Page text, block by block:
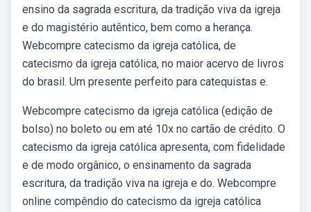
ensino da sagrada escritura, da tradição viva da igreja
e do magistério autêntico, bem como a herança.
Webcompre catecismo da igreja católica, de
catecismo da igreja católica, no maior acervo de livros
do brasil. Um presente perfeito para catequistas e.
Webcompre catecismo da igreja católica (edição de
bolso) no boleto ou em até 10x no cartão de crédito. O
catecismo da igreja católica apresenta, com fidelidade
e de modo orgânico, o ensinamento da sagrada
escritura, da tradição viva na igreja e do. Webcompre
online compêndio do catecismo da igreja católica